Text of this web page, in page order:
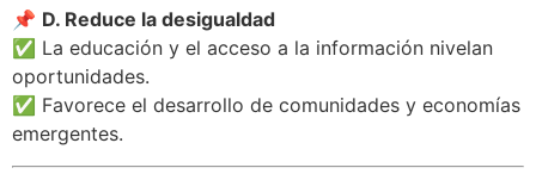
📌 D. Reduce la desigualdad
✅ La educación y el acceso a la información nivelan
oportunidades.
✅ Favorece el desarrollo de comunidades y economías
emergentes.